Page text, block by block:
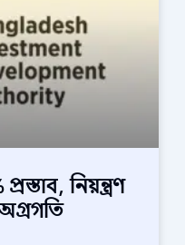
নিয়ন্ত্রণ